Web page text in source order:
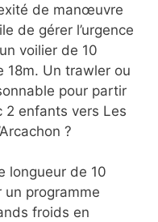
de manœuvre
de gérer l’urgence
voilier de 10
18m. Un trawler ou
pour partir
2 enfants vers Les
?
longueur de 10
un programme
froids en